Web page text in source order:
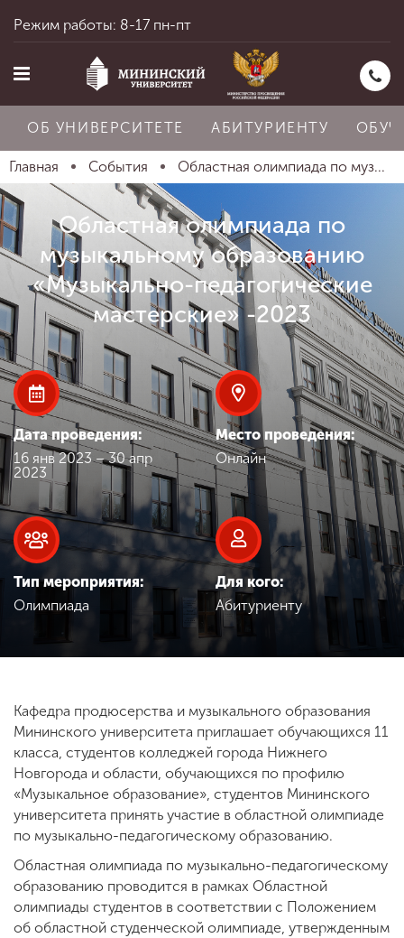
Главная
Об университете
Абитуриенту
Обучение
Наука
Международная
деятельность
Другие виды
деятельности
Сведения об
образовательной
организации
ENG SPN CHI
Режим работы: 8-17 пн-пт
ОБ УНИВЕРСИТЕТЕ АБИТУРИЕНТУ
Главная События Областная олимпиада по муз...
Областная олимпиада по
музыкальному образованию
«Музыкально-педагогические
мастерские» -2023
Дата проведения:
16 янв 2023 – 30 апр
2023
Место проведения:
Онлайн
Тип мероприятия:
Олимпиада
Для кого:
Абитуриенту
Кафедра продюсерства и музыкального образования
Мининского университета приглашает обучающихся 11
класса, студентов колледжей города Нижнего
Новгорода и области, обучающихся по профилю
«Музыкальное образование», студентов Мининского
университета принять участие в областной олимпиаде
по музыкально-педагогическому образованию.
Областная олимпиада по музыкально-педагогическому
образованию проводится в рамках Областной
олимпиады студентов в соответствии с Положением
об областной студенческой олимпиаде, утвержденным